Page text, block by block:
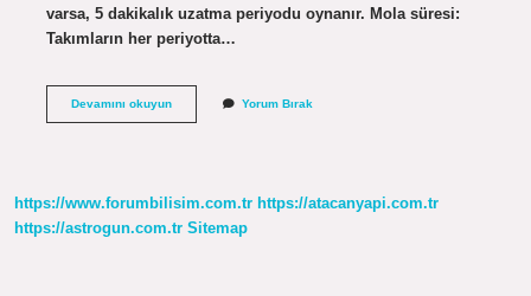
varsa, 5 dakikalık uzatma periyodu oynanır. Mola süresi:
Takımların her periyotta…
Devamını okuyunBasketbol
Yorum Bırak
https://www.forumbilisim.com.tr https://atacanyapi.com.tr
https://astrogun.com.tr Sitemap